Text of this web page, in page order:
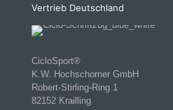
Vertrieb Deutschland
CicloSport®
K.W. Hochschorner GmbH
Robert-Stirling-Ring 1
82152 Krailling